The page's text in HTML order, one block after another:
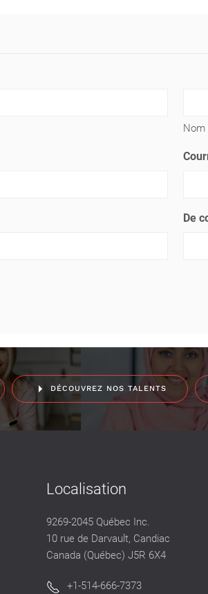
Nom
De
DÉCOUVREZ NOS TALENTS
Localisation
9269-2045 Québec Inc.
10 rue de Darvault, Candiac
Canada (Québec) J5R 6X4
+1-514-666-7373